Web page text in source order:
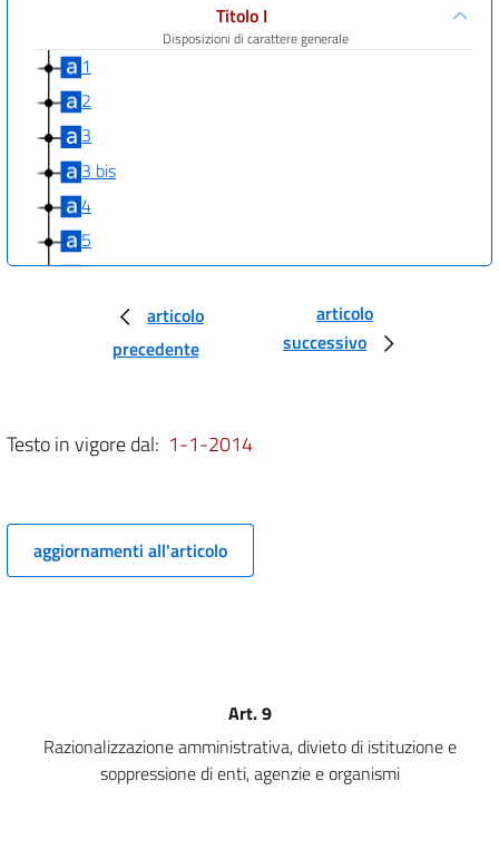
Titolo I
Disposizioni di carattere generale
1
2
3
3 bis
4
5
6
Riduzione della spesa delle amministrazioni statali e
degli enti non territoriali
9
12
13
Titolo IV
Razionalizzazione e riduzione della spesa degli enti
territoriali
articolo
precedente
articolo
successivo
Testo in vigore dal: 1-1-2014
aggiornamenti all'articolo
Art. 9
Razionalizzazione amministrativa, divieto di istituzione e
soppressione di enti, agenzie e organismi